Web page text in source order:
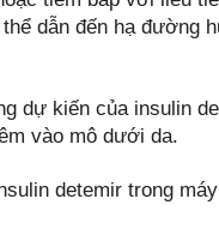
dẫn đến hạ đường
dự kiến của insulin
vào mô dưới da.
detemir trong